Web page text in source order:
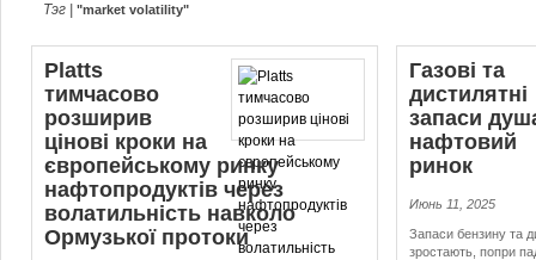
Тэг | "market volatility"
Platts
тимчасово
розширив
цінові кроки на
європейському ринку
нафтопродуктів через
волатильність навколо
Ормузької протоки
Газові та
дистилятні
запаси
нафтовий
ринок
Июнь 11, 2025
Запаси бензину та
зростають, попри